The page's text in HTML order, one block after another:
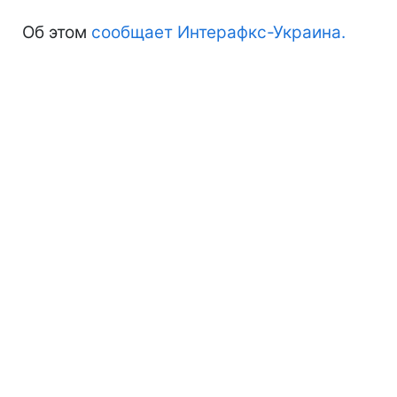
Об этом сообщает Интерафкс-Украина.